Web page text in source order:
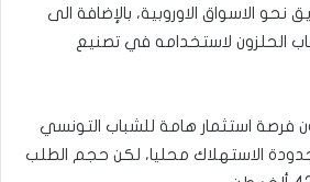
نحو الاسواق الاوروبية، بالإضافة الى
الحلزون لاستخدامه في تصنيع
فرصة استثمار هامة للشباب التونسي
الاستهلاك محليا، لكن حجم الطلب